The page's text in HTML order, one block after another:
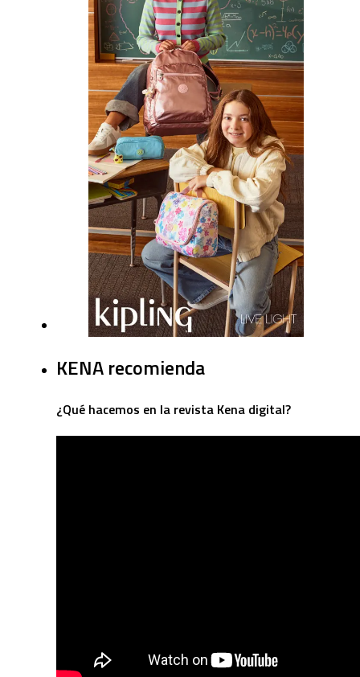
KENA recomienda
¿Qué hacemos en la revista Kena digital?